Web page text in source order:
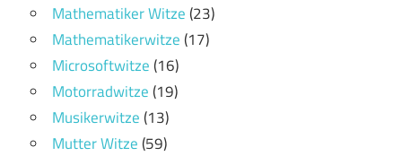
Mathematiker Witze(23)
Mathematikerwitze(17)
Microsoftwitze(16)
Motorradwitze(19)
Musikerwitze(13)
Mutter Witze(59)